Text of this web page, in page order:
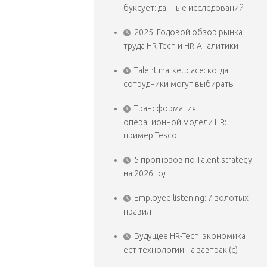
буксует: данные исследований
2025: Годовой обзор рынка
труда HR-Tech и HR-Аналитики
Talent marketplace: когда
сотрудники могут выбирать
Трансформация
операционной модели HR:
пример Tesco
5 прогнозов по Talent strategy
на 2026 год
Employee listening: 7 золотых
правил
Будущее HR-Tech: экономика
ест технологии на завтрак (с)